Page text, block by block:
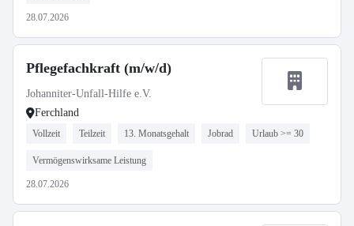
28.07.2026
Pflegefachkraft (m/w/d)
Johanniter-Unfall-Hilfe e.V.
Ferchland
Vollzeit Teilzeit 13. Monatsgehalt Jobrad Urlaub >= 30
Vermögenswirksame Leistung
28.07.2026